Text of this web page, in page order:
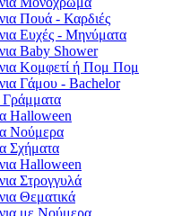
Πουά - Καρδιές
Ευχές - Μηνύματα
Baby Shower
Κομφετί ή Πομ Πομ
Γάμου - Bachelor
Halloween
Νούμερα
Σχήματα
Halloween
Στρογγυλά
Θεματικά
με Νούμερα